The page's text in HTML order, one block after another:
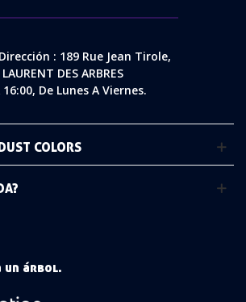
: 189 Rue Jean Tirole,
DES ARBRES
16:00, De Lunes A Viernes.
COLORS
árbol.